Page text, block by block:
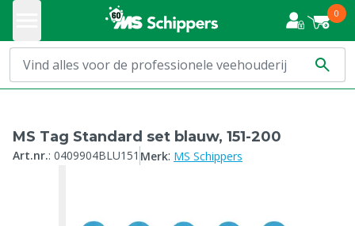
0
MS Tag Standard set blauw, 151-200
Art.nr.: 0409904BLU151 Merk: MS Schippers